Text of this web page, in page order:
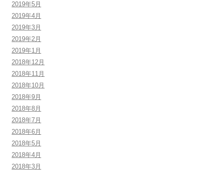
2019年5月
2019年4月
2019年3月
2019年2月
2019年1月
2018年12月
2018年11月
2018年10月
2018年9月
2018年8月
2018年7月
2018年6月
2018年5月
2018年4月
2018年3月